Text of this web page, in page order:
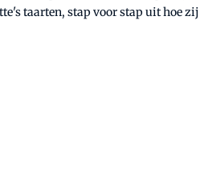
taarten, stap voor stap uit hoe